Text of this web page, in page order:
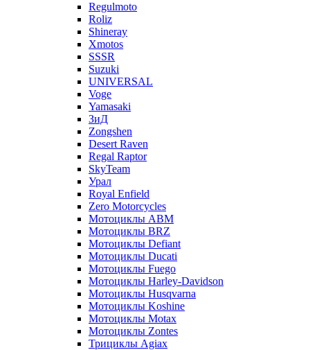
Regulmoto
Roliz
Shineray
Xmotos
SSSR
Suzuki
UNIVERSAL
Voge
Yamasaki
ЗиД
Zongshen
Desert Raven
Regal Raptor
SkyTeam
Урал
Royal Enfield
Zero Motorcycles
Мотоциклы ABM
Мотоциклы BRZ
Мотоциклы Defiant
Мотоциклы Ducati
Мотоциклы Fuego
Мотоциклы Harley-Davidson
Мотоциклы Husqvarna
Мотоциклы Koshine
Мотоциклы Motax
Мотоциклы Zontes
Трициклы Agiax